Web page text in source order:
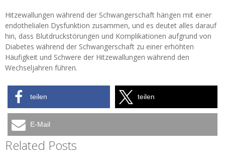
Hitzewallungen während der Schwangerschaft hängen mit einer
endothelialen Dysfunktion zusammen, und es deutet alles darauf
hin, dass Blutdruckstörungen und Komplikationen aufgrund von
Diabetes während der Schwangerschaft zu einer erhöhten
Häufigkeit und Schwere der Hitzewallungen während den
Wechseljahren führen.
teilen teilen
E-Mail
Related Posts